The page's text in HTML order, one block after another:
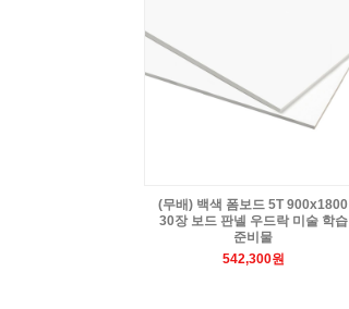
(무배) 백색 폼보드 5T 900x1800
30장 보드 판넬 우드락 미술 학습
준비물
542,300원